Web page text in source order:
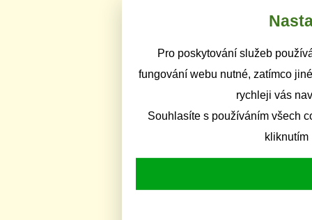
Pro poskytování služeb
fungování webu nutné, zatímco
rychleji vás
Souhlasíte s používáním všech
kliknutím